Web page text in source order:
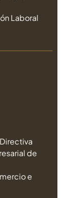
Laboral
de
e